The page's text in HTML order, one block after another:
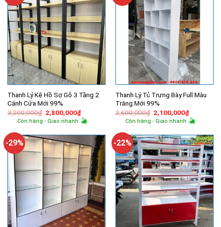
Thanh Lý Kệ Hồ Sợ Gỗ 3 Tầng 2
Cánh Cửa Mới 99%
3,200,000₫ Giá
gốc
là:
2,800,000₫Giá
hiện
tại
2,800,000₫.
Còn hàng - Giao nhanh
Thanh Lý Tủ Trưng Bày Full Màu
Trắng Mới 99%
2,600,000₫ Giá
gốc
là:
2,100,000₫Giá
hiện
tại
Còn hàng - Giao nhanh
-29% -22%